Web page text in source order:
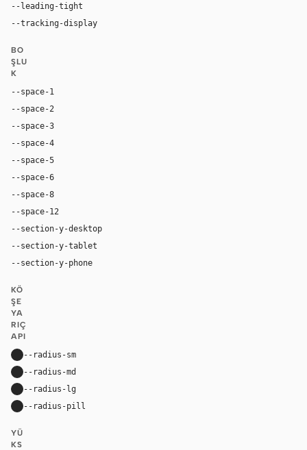
--leading-tight
--tracking-display
BO
ŞLU
K
--space-1
--space-2
--space-3
--space-4
--space-5
--space-6
--space-8
--space-12
--section-y-desktop
--section-y-tablet
--section-y-phone
KÖ
ŞE
YA
RIÇ
API
--radius-sm
--radius-md
--radius-lg
--radius-pill
YÜ
KS